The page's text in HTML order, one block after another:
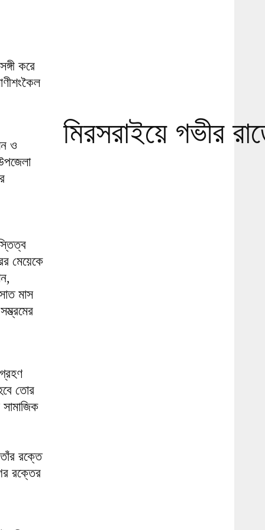
করে
ও
মেয়েকে
মাস
তোর
রক্তে
রক্তের
মিরসরাইয়ে গভীর